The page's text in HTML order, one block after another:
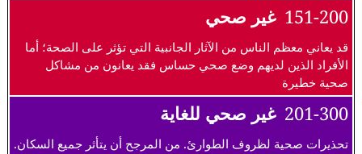
151-200 غير صحي
قد يعاني معظم الناس من الآثار الجانبية التي تؤثر على الصحة؛ أما
الأفراد الذين لديهم وضع صحي حساس فقد يعانون من مشاكل
صحية خطيرة
201-300 غير صحي للغاية
تحذيرات صحية لظروف الطوارئ. من المرجح أن يتأثر جميع السكان.